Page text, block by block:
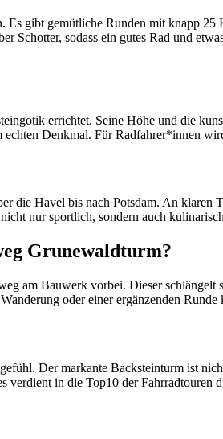
gibt gemütliche Runden mit knapp
Schotter, sodass ein gutes Rad und
errichtet. Seine Höhe und die
Denkmal. Für Radfahrer*innen
Havel bis nach Potsdam. An klaren
nur sportlich, sondern auch
Grunewaldturm?
am Bauwerk vorbei. Dieser
oder einer ergänzenden
Der markante Backsteinturm ist
verdient in die Top10 der Fahrradtouren